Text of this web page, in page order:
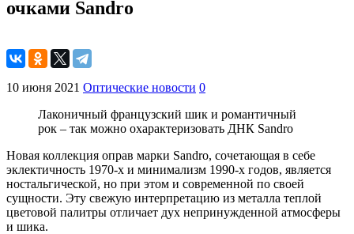
очками Sandro
10 июня 2021 Оптические новости 0
Лаконичный французский шик и романтичный
рок – так можно охарактеризовать ДНК Sandro
Новая коллекция оправ марки Sandro, сочетающая в себе
эклектичность 1970-х и минимализм 1990-х годов, является
ностальгической, но при этом и современной по своей
сущности. Эту свежую интерпретацию из металла теплой
цветовой палитры отличает дух непринужденной атмосферы
и шика.